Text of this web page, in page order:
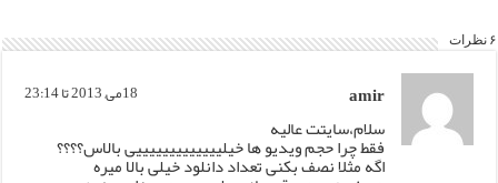
۶ نظرات
amir 18می, 2013 تا 23:14
سلام،سایتت عالیه
فقط چرا حجم ویدیو ها خیلیییییییییییییی بالاس؟؟؟؟
اگه مثلا نصف بکنی تعداد دانلود خیلی بالا میره